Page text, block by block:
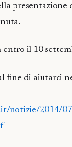
il 10
fine di aiutarci
notizie/2014/